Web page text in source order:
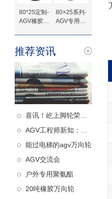
80*25定制-
AGV橡胶驱
80×25系列-
AGV专用橡
推荐资讯
喜讯！屹上脚轮荣获高新技术企业认定！
AGV工程师新知：什么样的从动轮更减震
能过电梯的agv万向轮
AGV交流会
户外专用聚氨酯
20吨橡胶万向轮